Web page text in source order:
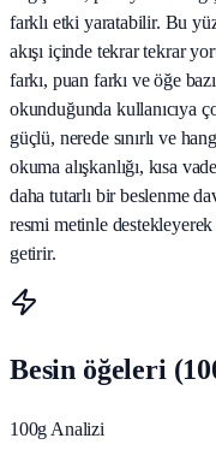
farklı etki yaratabilir. Bu
akışı içinde tekrar tekrar
farkı, puan farkı ve öğe
okunduğunda kullanıcıya
güçlü, nerede sınırlı ve
okuma alışkanlığı, kısa
daha tutarlı bir beslenme
resmi metinle destekleyerek
getirir.
Besin öğeleri
100g Analizi